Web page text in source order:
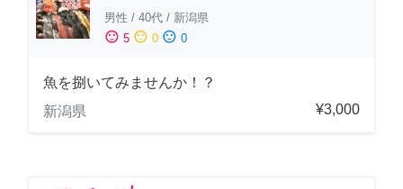
男性 / 40代 / 新潟県
sentiment_satisfied 5 sentiment_neutral 0 sentiment_dissatisfied 0
魚を捌いてみませんか！？
新潟県
¥3,000